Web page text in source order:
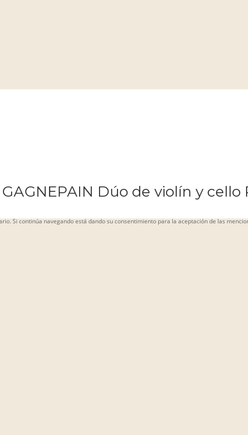
GAGNEPAIN Dúo de violín y
Si continúa navegando está dando su consentimiento para la aceptación de las